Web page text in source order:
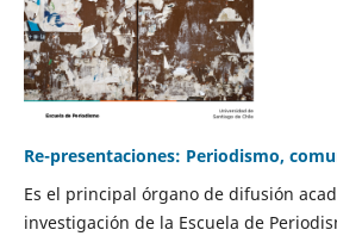
Re-presentaciones: Periodismo,
Es el principal órgano de difusión
investigación de la Escuela de